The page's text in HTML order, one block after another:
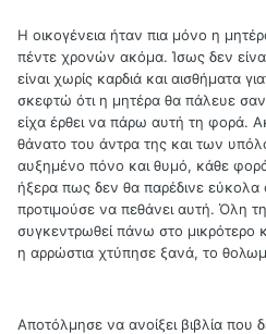
Η οικογένεια ήταν πια μόνο η
πέντε χρονών ακόμα. Ίσως δεν
είναι χωρίς καρδιά και αισθήματα
σκεφτώ ότι η μητέρα θα πάλευε
είχα έρθει να πάρω αυτή τη φορά.
θάνατο του άντρα της και των
αυξημένο πόνο και θυμό, κάθε
ήξερα πως δεν θα παρέδινε εύκολα
προτιμούσε να πεθάνει αυτή. Όλη
συγκεντρωθεί πάνω στο μικρότερο
η αρρώστια χτύπησε ξανά, το
Αποτόλμησε να ανοίξει βιβλία που